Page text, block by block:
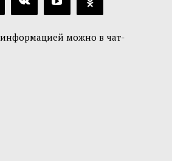
можно в чат-